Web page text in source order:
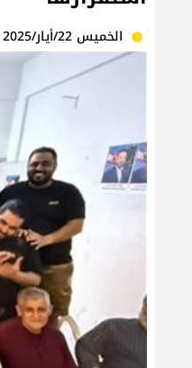
الخميس 22/أيار/2025 - 08:28 م